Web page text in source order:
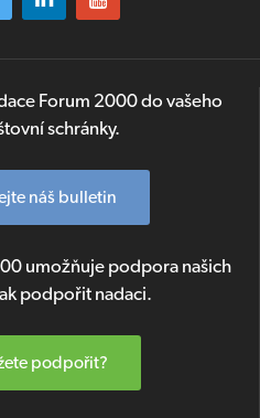
Forum 2000 do vašeho
schránky.
náš bulletin
umožňuje podpora našich
podpořit nadaci.
podpořit?